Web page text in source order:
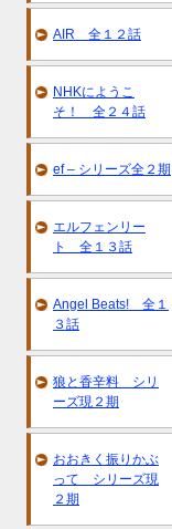
AIR 全１２話
NHKにようこ
そ！ 全２４話
ef – シリーズ全２期
エルフェンリー
ト 全１３話
Angel Beats! 全１
３話
狼と香辛料 シリ
ーズ現２期
おおきく振りかぶ
って シリーズ現
２期